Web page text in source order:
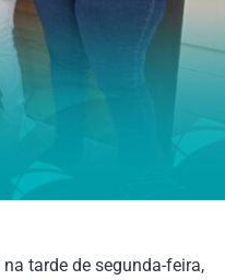
tarde de segunda-feira,